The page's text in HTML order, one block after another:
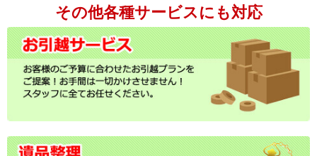
その他各種サービスにも対応